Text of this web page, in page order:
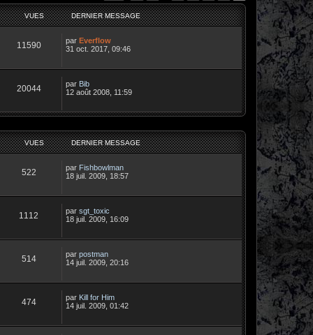
VUES DERNIER MESSAGE
11590 par Everflow
31 oct. 2017, 09:46
20044 par Bib
12 août 2008, 11:59
VUES DERNIER MESSAGE
522 par Fishbowlman
18 juil. 2009, 18:57
1112 par sgt_toxic
18 juil. 2009, 16:09
514 par postman
14 juil. 2009, 20:16
474 par Kill for Him
14 juil. 2009, 01:42